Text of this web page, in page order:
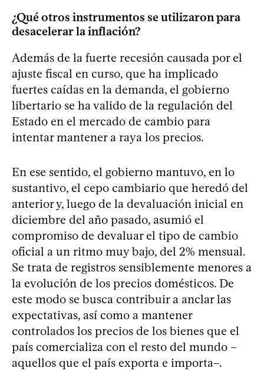
¿Qué otros instrumentos se utilizaron para
desacelerar la inflación?
Además de la fuerte recesión causada por el
ajuste fiscal en curso, que ha implicado
fuertes caídas en la demanda, el gobierno
libertario se ha valido de la regulación del
Estado en el mercado de cambio para
intentar mantener a raya los precios.
En ese sentido, el gobierno mantuvo, en lo
sustantivo, el cepo cambiario que heredó del
anterior y, luego de la devaluación inicial en
diciembre del año pasado, asumió el
compromiso de devaluar el tipo de cambio
oficial a un ritmo muy bajo, del 2% mensual.
Se trata de registros sensiblemente menores a
la evolución de los precios domésticos. De
este modo se busca contribuir a anclar las
expectativas, así como a mantener
controlados los precios de los bienes que el
país comercializa con el resto del mundo –
aquellos que el país exporta e importa–.